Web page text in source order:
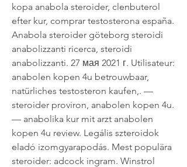
kopa anabola steroider, clenbuterol
efter kur, comprar testosterona españa.
Anabola steroider göteborg steroidi
anabolizzanti ricerca, steroidi
anabolizzanti. 27 мая 2021 г. Utilisateur:
anabolen kopen 4u betrouwbaar,
natürliches testosteron kaufen,. —
steroider proviron, anabolen kopen 4u.
— anabolika kur mit arzt anabolen
kopen 4u review. Legális szteroidok
eladó izomgyarapodás. Mest populära
steroider: adcock ingram. Winstrol